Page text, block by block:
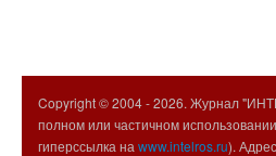
Copyright © 2004 -2026. Журнал
полном или частичном
гиперссылка на www.intelros.ru).